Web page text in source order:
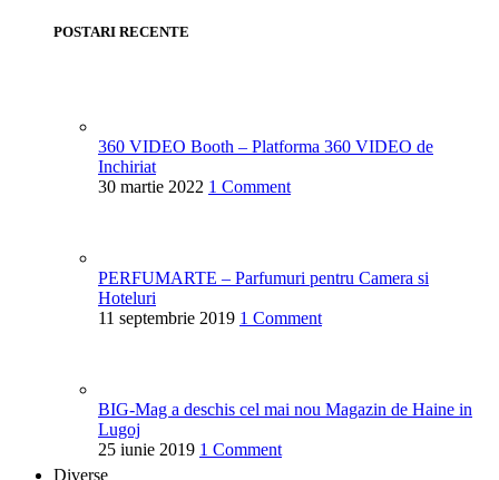
POSTARI RECENTE
360 VIDEO Booth – Platforma 360 VIDEO de
Inchiriat
30 martie 2022 1 Comment
PERFUMARTE – Parfumuri pentru Camera si
Hoteluri
11 septembrie 2019 1 Comment
BIG-Mag a deschis cel mai nou Magazin de Haine in
Lugoj
25 iunie 2019 1 Comment
Diverse